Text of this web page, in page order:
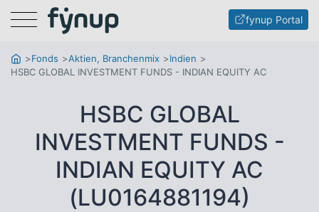
Menu fynup Portal
Fonds Aktien, Branchenmix
Indien
HSBC GLOBAL INVESTMENT FUNDS - INDIAN EQUITY AC
HSBC GLOBAL
INVESTMENT FUNDS -
INDIAN EQUITY AC
(LU0164881194)